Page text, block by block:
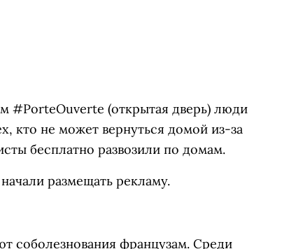
#PorteOuverte (открытая дверь) люди
кто не может вернуться домой из-за
бесплатно развозили по домам.
размещать рекламу.
соболезнования французам. Среди